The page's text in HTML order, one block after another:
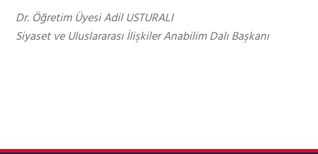
Dr. Öğretim Üyesi Adil USTURALI
Siyaset ve Uluslararası İlişkiler Anabilim Dalı Başkanı